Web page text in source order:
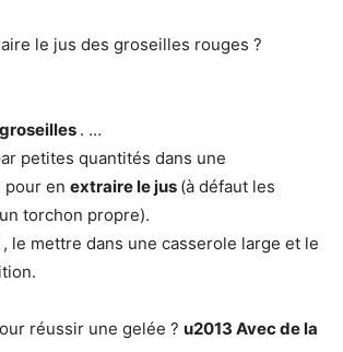
le jus des groseilles rouges ?
groseilles . …
petites quantités dans une
en extraire le jus (à défaut les
torchon propre).
, le mettre dans une casserole large et le
réussir une gelée ? u2013 Avecdela